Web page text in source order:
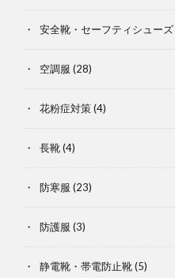
安全靴・セーフティシューズ
空調服 (28)
花粉症対策(4)
長靴(4)
防寒服 (23)
防護服 (3)
静電靴・帯電防止靴(5)